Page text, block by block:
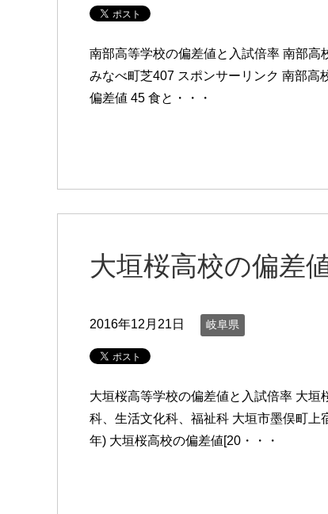
南部高等学校の偏差値と入試倍率 南部
みなべ町芝407 スポンサーリンク 南部高
偏差値 45 食と・・・
大垣桜高校の偏差
2016年12月21日 岐阜県
大垣桜高等学校の偏差値と入試倍率 大
科、生活文化科、福祉科 大垣市墨俣町
年) 大垣桜高校の偏差値[20・・・